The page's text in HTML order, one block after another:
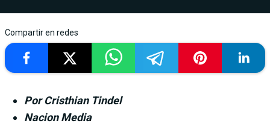
Compartir en redes
Por Cristhian Tindel
Nacion Media